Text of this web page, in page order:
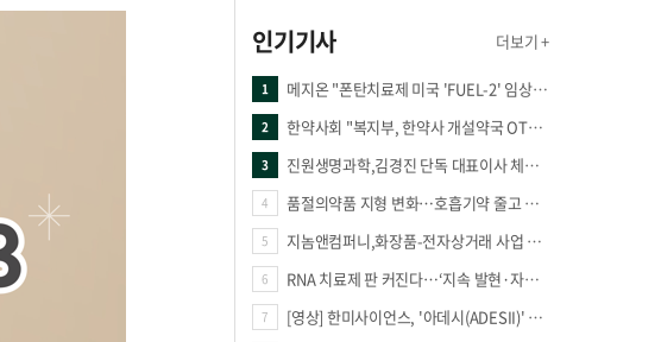
인기기사 더보기 +
1 메지온 "폰탄치료제 미국 'FUEL-2' 임상 프로토콜 영국 승인"
2 한약사회 "복지부, 한약사 개설약국 OTC 공급 방해 더는 방관 말아야"
3 진원생명과학,김경진 단독 대표이사 체제 돌입
4 품절의약품 지형 변화…호흡기약 줄고 만성질환 복합제 늘었다
5 지놈앤컴퍼니,화장품-전자상거래 사업 진출
6 RNA 치료제 판 커진다…‘지속 발현·자가증폭·단백질 복원’ 경쟁
7 [영상] 한미사이언스, '아데시(ADESII)' 앞세워 더마 시장 판도 바꾼다